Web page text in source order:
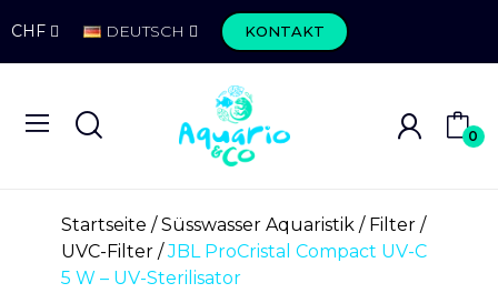
CHF DEUTSCH KONTAKT
0
Startseite Süsswasser Aquaristik
Filter
UVC-Filter
JBL ProCristal Compact UV-C
5 W – UV-Sterilisator